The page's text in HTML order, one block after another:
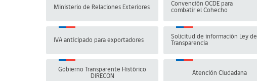
Ministerio de Relaciones Exteriores
Convención OCDE para
combatir el Cohecho
IVA anticipado para exportadores
Solicitud de información Ley de
Transparencia
Gobierno Transparente Histórico
DIRECON
Atención Ciudadana